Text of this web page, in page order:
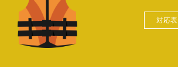
対応表